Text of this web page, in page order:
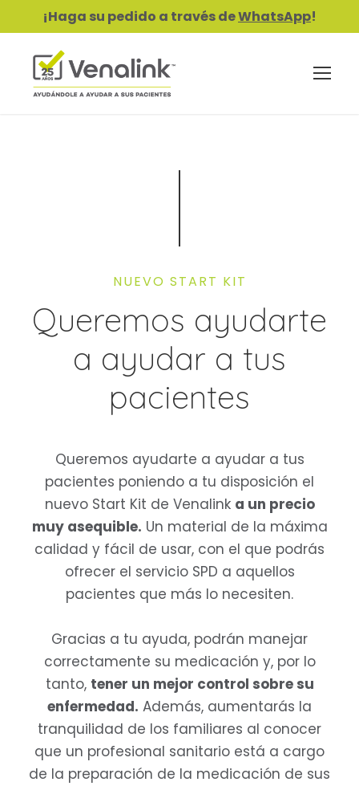
¡Haga su pedido a través deWhatsApp!
NUEVO START KIT
Queremos ayudarte
a ayudar a tus
pacientes
Queremos ayudarte a ayudar a tus
pacientes poniendo a tu disposición el
nuevo Start Kit de Venalink a un precio
muy asequible. Un material de la máxima
calidad y fácil de usar, con el que podrás
ofrecer el servicio SPD a aquellos
pacientes que más lo necesiten.
Gracias a tu ayuda, podrán manejar
correctamente su medicación y, por lo
tanto, tener un mejor control sobre su
enfermedad. Además, aumentarás la
tranquilidad de los familiares al conocer
que un profesional sanitario está a cargo
de la preparación de la medicación de sus